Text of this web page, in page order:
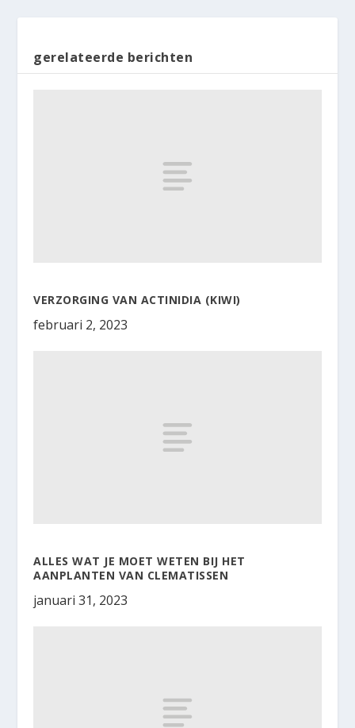
gerelateerde berichten
VERZORGING VAN ACTINIDIA (KIWI)
februari 2, 2023
ALLES WAT JE MOET WETEN BIJ HET
AANPLANTEN VAN CLEMATISSEN
januari 31, 2023